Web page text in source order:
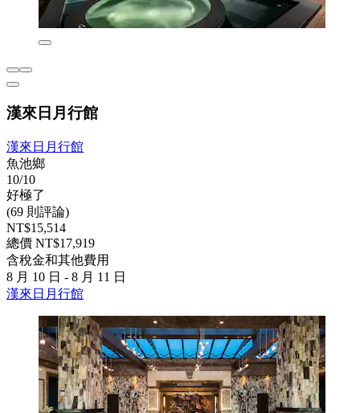
漢來日月行館
漢來日月行館
魚池鄉
10/10
好極了
(69 則評論)
NT$15,514
總價 NT$17,919
含稅金和其他費用
8 月 10 日 - 8 月 11 日
漢來日月行館